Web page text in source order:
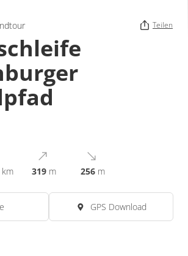
Teilen
km 319 m 256 m
GPS Download